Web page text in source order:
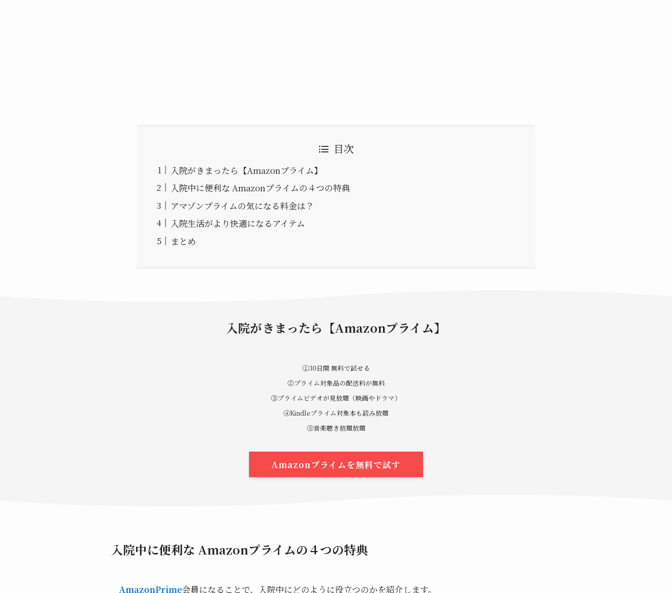
目次
入院がきまったら【Amazonプライム】
入院中に便利な Amazonプライムの４つの特典
アマゾンプライムの気になる料金は？
入院生活がより快適になるアイテム
まとめ
入院がきまったら 【Amazonプライム】
①30日間 無料で試せる
②プライム対象品の配送料が無料
③プライムビデオが見放題（映画やドラマ）
④Kindleプライム対象本も読み放題
⑤音楽聴き放題放題
Amazonプライムを無料で試す
入院中に便利な Amazonプライムの４つの特典
AmazonPrime会員になることで、入院中にどのように役立つのかを紹介します。